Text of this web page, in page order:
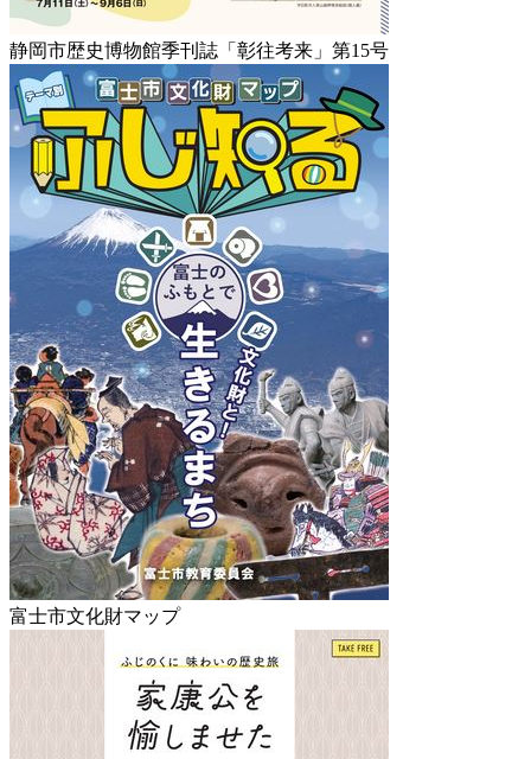
静岡市歴史博物館季刊誌「彰往考来」第15号
富士市文化財マップ